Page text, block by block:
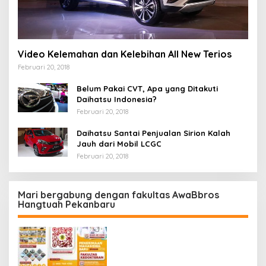
Video Kelemahan dan Kelebihan All New Terios
Februari 20, 2018
Belum Pakai CVT, Apa yang Ditakuti
Daihatsu Indonesia?
Februari 20, 2018
Daihatsu Santai Penjualan Sirion Kalah
Jauh dari Mobil LCGC
Februari 20, 2018
Mari bergabung dengan fakultas AwaBbros
Hangtuah Pekanbaru